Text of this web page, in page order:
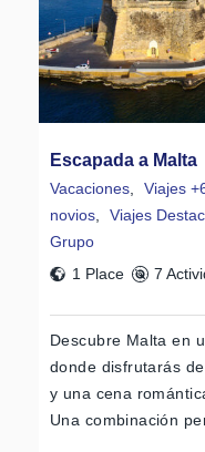
Escapada a Malta
Vacaciones Viajes
novios
Viajes
Grupo
1 Place
7
Descubre Malta en
donde disfrutarás
y una cena
Una combinación